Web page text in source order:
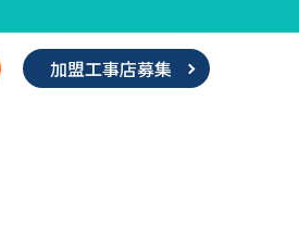
加盟工事店募集